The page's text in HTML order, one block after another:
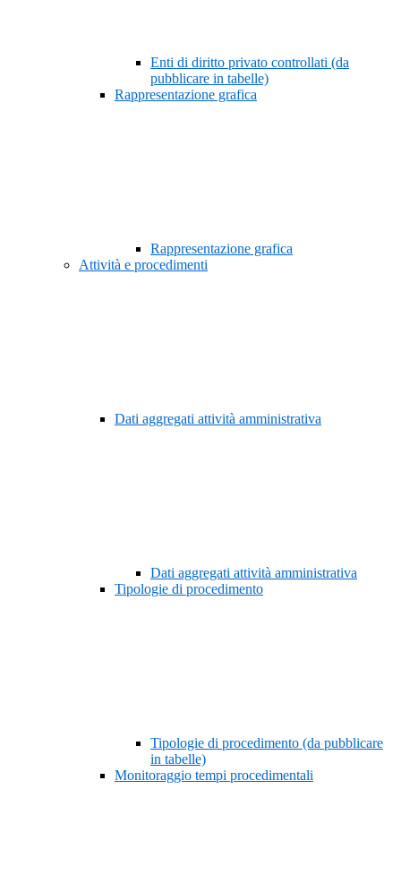
Enti di diritto privato controllati (da
pubblicare in tabelle)
Rappresentazione grafica
Rappresentazione grafica
Attività e procedimenti
Dati aggregati attività amministrativa
Dati aggregati attività amministrativa
Tipologie di procedimento
Tipologie di procedimento (da pubblicare
in tabelle)
Monitoraggio tempi procedimentali